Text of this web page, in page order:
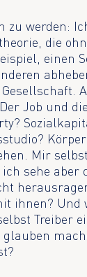
werden:
die
einen
Job und
Mir
sehe aber
ihnen? Und
Treiber